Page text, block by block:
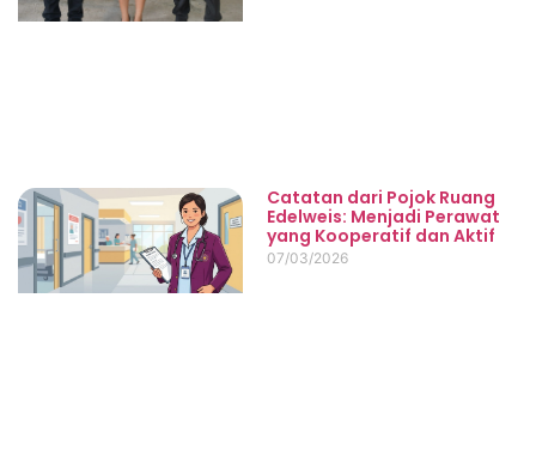
Catatan dari Pojok Ruang
Edelweis: Menjadi Perawat
yang Kooperatif dan Aktif
07/03/2026